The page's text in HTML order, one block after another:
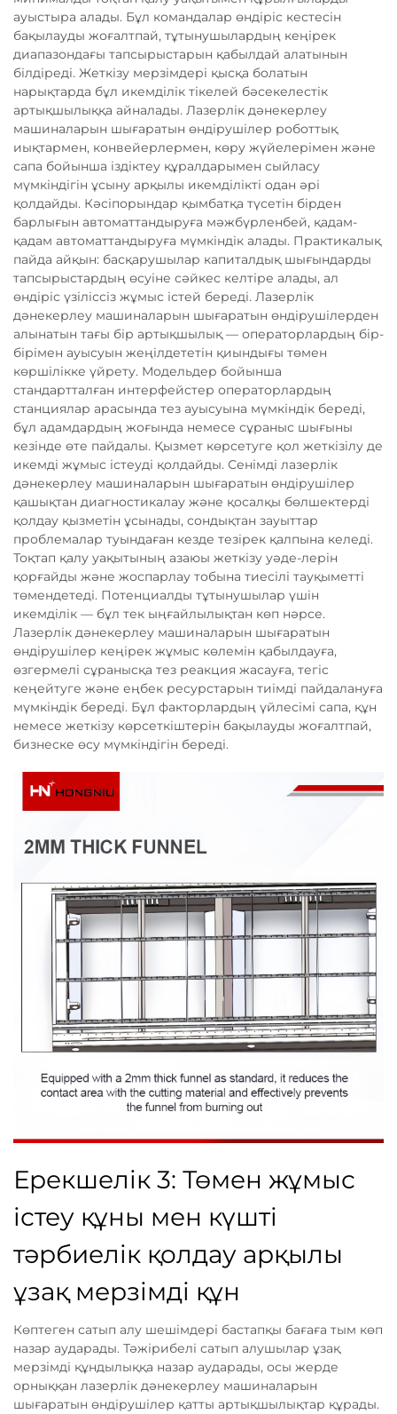
ауыстыра алады. Бұл командалар өндіріс кестесін
бақылауды жоғалтпай, тұтынушылардың кеңірек
диапазондағы тапсырыстарын қабылдай алатынын
білдіреді. Жеткізу мерзімдері қысқа болатын
нарықтарда бұл икемділік тікелей бәсекелестік
артықшылыққа айналады. Лазерлік дәнекерлеу
машиналарын шығаратын өндірушілер роботтық
иықтармен, конвейерлермен, көру жүйелерімен және
сапа бойынша іздіктеу құралдарымен сыйласу
мүмкіндігін ұсыну арқылы икемділікті одан әрі
қолдайды. Кәсіпорындар қымбатқа түсетін бірден
барлығын автоматтандыруға мәжбүрленбей, қадам-
қадам автоматтандыруға мүмкіндік алады. Практикалық
пайда айқын: басқарушылар капиталдық шығындарды
тапсырыстардың өсуіне сәйкес келтіре алады, ал
өндіріс үзіліссіз жұмыс істей береді. Лазерлік
дәнекерлеу машиналарын шығаратын өндірушілерден
алынатын тағы бір артықшылық — операторлардың бір-
бірімен ауысуын жеңілдететін қиындығы төмен
көршілікке үйрету. Модельдер бойынша
стандартталған интерфейстер операторлардың
станциялар арасында тез ауысуына мүмкіндік береді,
бұл адамдардың жоғында немесе сұраныс шығыны
кезінде өте пайдалы. Қызмет көрсетуге қол жеткізілу де
икемді жұмыс істеуді қолдайды. Сенімді лазерлік
дәнекерлеу машиналарын шығаратын өндірушілер
қашықтан диагностикалау және қосалқы бөлшектерді
қолдау қызметін ұсынады, сондықтан зауыттар
проблемалар туындаған кезде тезірек қалпына келеді.
Тоқтап қалу уақытының азаюы жеткізу уәде-лерін
қорғайды және жоспарлау тобына тиесілі тауқыметті
төмендетеді. Потенциалды тұтынушылар үшін
икемділік — бұл тек ыңғайлылықтан көп нәрсе.
Лазерлік дәнекерлеу машиналарын шығаратын
өндірушілер кеңірек жұмыс көлемін қабылдауға,
өзгермелі сұранысқа тез реакция жасауға, тегіс
кеңейтуге және еңбек ресурстарын тиімді пайдалануға
мүмкіндік береді. Бұл факторлардың үйлесімі сапа, құн
немесе жеткізу көрсеткіштерін бақылауды жоғалтпай,
бизнеске өсу мүмкіндігін береді.
Ерекшелік 3: Төмен жұмыс
істеу құны мен күшті
тәрбиелік қолдау арқылы
ұзақ мерзімді құн
Көптеген сатып алу шешімдері бастапқы бағаға тым көп
назар аударады. Тәжірибелі сатып алушылар ұзақ
мерзімді құндылыққа назар аударады, осы жерде
орныққан лазерлік дәнекерлеу машиналарын
шығаратын өндірушілер қатты артықшылықтар құрады.